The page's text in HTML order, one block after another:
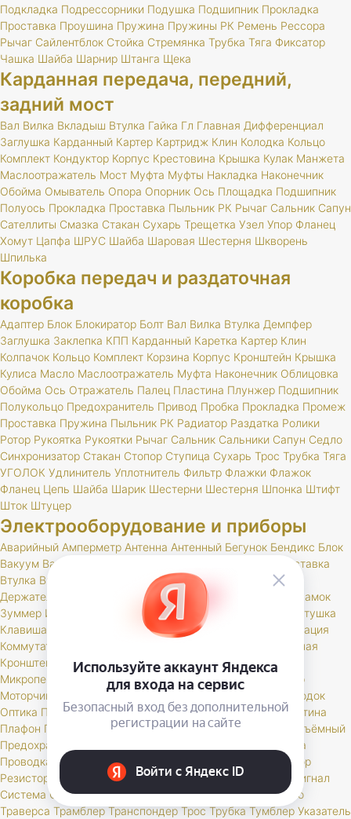
Подкладка Подрессорники Подушка Подшипник Прокладка
Проставка Проушина Пружина Пружины РК Ремень Рессора
Рычаг Сайлентблок Стойка Стремянка Трубка Тяга Фиксатор
Чашка Шайба Шарнир Штанга Щека
Карданная передача, передний,
задний мост
Вал Вилка Вкладыш Втулка Гайка Гл Главная Дифференциал
Заглушка Карданный Картер Картридж Клин Колодка Кольцо
Комплект Кондуктор Корпус Крестовина Крышка Кулак Манжета
Маслоотражатель Мост Муфта Муфты Накладка Наконечник
Обойма Омыватель Опора Опорник Ось Площадка Подшипник
Полуось Прокладка Проставка Пыльник РК Рычаг Сальник Сапун
Сателлиты Смазка Стакан Сухарь Трещетка Узел Упор Фланец
Хомут Цапфа ШРУС Шайба Шаровая Шестерня Шкворень
Шпилька
Коробка передач и раздаточная
коробка
Адаптер Блок Блокиратор Болт Вал Вилка Втулка Демпфер
Заглушка Заклепка КПП Карданный Каретка Картер Клин
Колпачок Кольцо Комплект Корзина Корпус Кронштейн Крышка
Кулиса Масло Маслоотражатель Муфта Наконечник Облицовка
Обойма Ось Отражатель Палец Пластина Плунжер Подшипник
Полукольцо Предохранитель Привод Пробка Прокладка Промеж
Проставка Пружина Пыльник РК Радиатор Раздатка Ролики
Ротор Рукоятка Рукоятки Рычаг Сальник Сальники Сапун Седло
Синхронизатор Стакан Стопор Ступица Сухарь Трос Трубка Тяга
УГОЛОК Удлинитель Уплотнитель Фильтр Флажки Флажок
Фланец Цепь Шайба Шарик Шестерни Шестерня Шпонка Штифт
Шток Штуцер
Электрооборудование и приборы
Аварийный Амперметр Антенна Антенный Бегунок Бендикс Блок
Вакуум Валик
Вставка
Втулка Выключатель Генератор Гидрокорректор
Датчик
Держатель
Дневные Добавочное
Замок
Зуммер Иммобилайзер Карбюратор Карданный
Катушка
Клавиша
Кнопка Колодка
Комбинация
Коммутатор
Контактная
Кронштейн
Крышка Лампа Личинка Магнитола
Микропереключатель Модуль Мост Мотор Моторедуктор
Моторчик
Наконечник Насос Ножной
Ободок
Оптика Патрон Переключатель Переходник Планка Пластина
Плафон Повторитель Поддон Подсветка Подшипник
Подъёмный
Предохранитель
Провода
Проводка
Проставка Пульт
Регулятор
Резистор
Реле Реостат Решетка Розетка Рычаг
Сигнал
Система Скоба Соединитель Спидометр Стартер Стекло
Траверса Трамблер Транспондер Трос Трубка Тумблер Указатель